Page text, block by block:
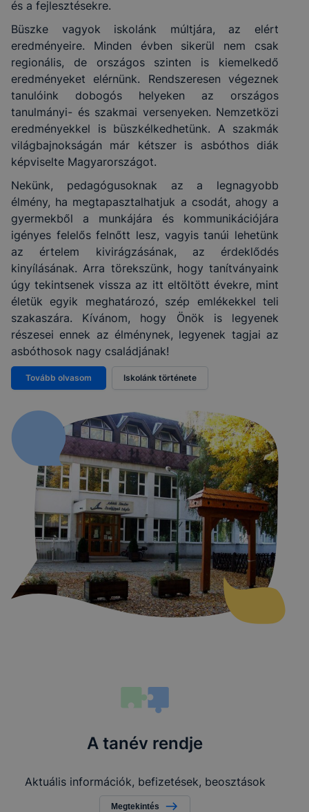
és a fejlesztésekre.
Büszke vagyok iskolánk múltjára, az elért
eredményeire. Minden évben sikerül nem csak
regionális, de országos szinten is kiemelkedő
eredményeket elérnünk. Rendszeresen végeznek
tanulóink dobogós helyeken az országos
tanulmányi- és szakmai versenyeken. Nemzetközi
eredményekkel is büszkélkedhetünk. A szakmák
világbajnokságán már kétszer is asbóthos diák
képviselte Magyarországot.
Nekünk, pedagógusoknak az a legnagyobb
élmény, ha megtapasztalhatjuk a csodát, ahogy a
gyermekből a munkájára és kommunikációjára
igényes felelős felnőtt lesz, vagyis tanúi lehetünk
az értelem kivirágzásának, az érdeklődés
kinyílásának. Arra törekszünk, hogy tanítványaink
úgy tekintsenek vissza az itt eltöltött évekre, mint
életük egyik meghatározó, szép emlékekkel teli
szakaszára. Kívánom, hogy Önök is legyenek
részesei ennek az élménynek, legyenek tagjai az
asbóthosok nagy családjának!
Tovább olvasom Iskolánk története
A tanév rendje
Aktuális információk, befizetések, beosztások
Megtekintés